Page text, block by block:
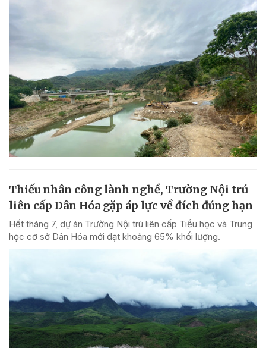
Thiếu nhân công lành nghề, Trường Nội trú
liên cấp Dân Hóa gặp áp lực về đích đúng hạn
Hết tháng 7, dự án Trường Nội trú liên cấp Tiểu học và Trung
học cơ sở Dân Hóa mới đạt khoảng 65% khối lượng.